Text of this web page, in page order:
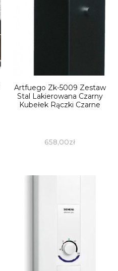
Artfuego Zk-5009 Zestaw
Stal Lakierowana Czarny
Kubełek Rączki Czarne
658,00zł